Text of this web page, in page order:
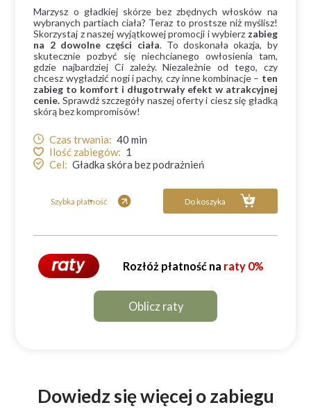
Marzysz o gładkiej skórze bez zbędnych włosków na
wybranych partiach ciała? Teraz to prostsze niż myślisz!
Skorzystaj z naszej wyjątkowej promocji i wybierz zabieg
na 2 dowolne części ciała. To doskonała okazja, by
skutecznie pozbyć się niechcianego owłosienia tam,
gdzie najbardziej Ci zależy. Niezależnie od tego, czy
chcesz wygładzić nogi i pachy, czy inne kombinacje – ten
zabieg to komfort i długotrwały efekt w atrakcyjnej
cenie. Sprawdź szczegóły naszej oferty i ciesz się gładką
skórą bez kompromisów!
Czas trwania: 40 min
Ilość zabiegów: 1
Cel: Gładka skóra bez podrażnień
Szybka płatność Do koszyka
Rozłóż płatność na raty 0%
Oblicz raty
Dowiedz się więcej o zabiegu